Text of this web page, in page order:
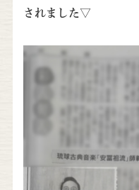
されました▽